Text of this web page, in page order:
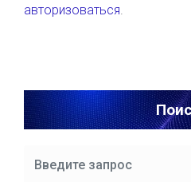
авторизоваться.